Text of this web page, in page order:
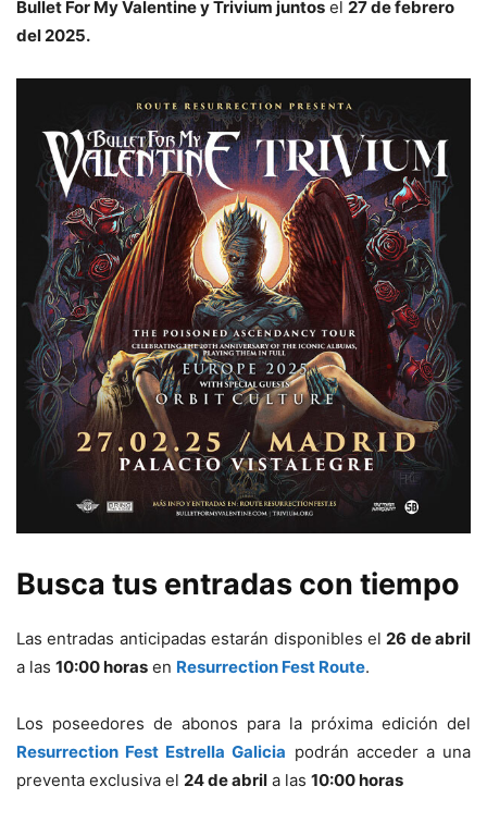
Bullet For My Valentine y Trivium juntos el 27 de febrero
del 2025.
Busca tus entradas con tiempo
Las entradas anticipadas estarán disponibles el26 de abril
a las 10:00 horas en Resurrection Fest Route.
Los poseedores de abonos para la próxima edición del
Resurrection Fest Estrella Galicia podrán acceder a una
preventa exclusiva el 24 de abril a las 10:00 horas